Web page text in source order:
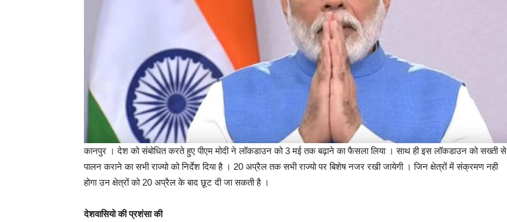
कानपुर । देश को संबोधित करते हुए पीएम मोदी ने लॉकडाउन को 3 मई तक बढ़ाने का फैसला लिया । साथ ही इस लॉकडाउन को सख्ती से
पालन कराने का सभी राज्यो को निर्देश दिया है । 20 अप्रैल तक सभी राज्यो पर बिशेष नजर रखी जायेगी । जिन क्षेत्रों में संक्रमण नही
होगा उन क्षेत्रों को 20 अप्रैल के बाद छूट दी जा सकती है ।
देशवासियो की प्रशंसा की